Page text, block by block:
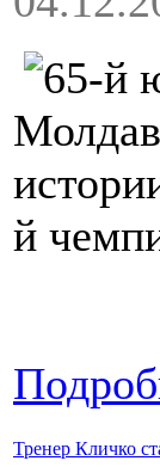
й
Тренер Кличко